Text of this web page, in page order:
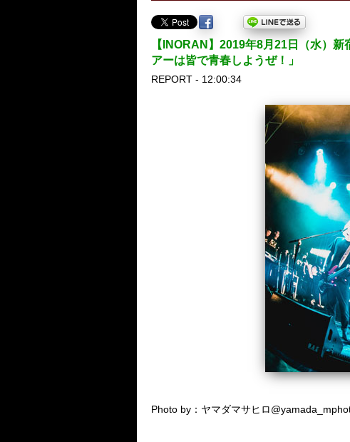
【INORAN】2019年8月21日（水）
アーは皆で青春しようぜ！」
REPORT - 12:00:34
Photo by：ヤマダマサヒロ